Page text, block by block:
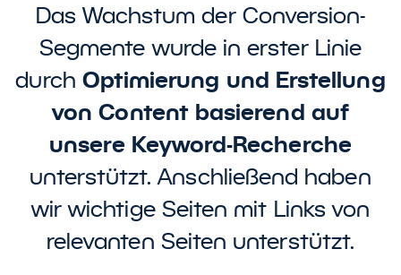
Das Wachstum der Conversion-
Segmente wurde in erster Linie
durch Optimierung und Erstellung
von Content basierend auf
unsere Keyword-Recherche
unterstützt. Anschließend haben
wir wichtige Seiten mit Links von
relevanten Seiten unterstützt.